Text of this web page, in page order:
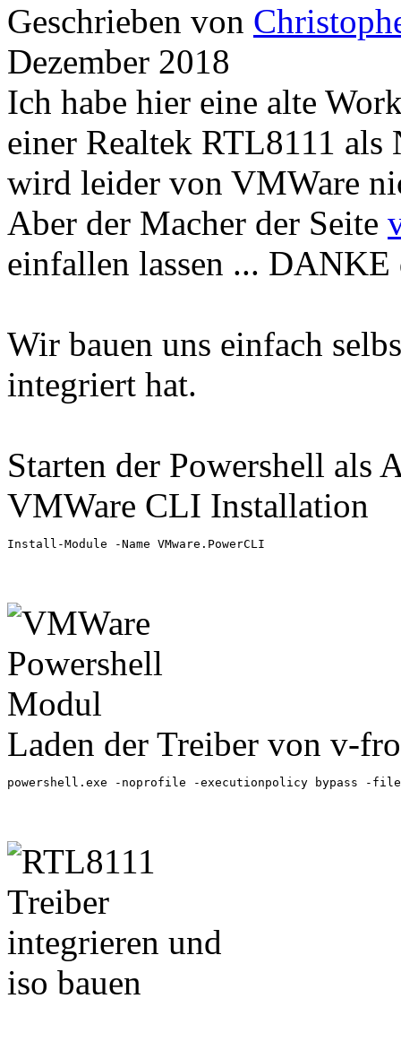
Geschrieben von
Dezember 2018
Ich habe hier eine alte
einer Realtek RTL8111 als
wird leider von VMWare
Aber der Macher der Seite
einfallen lassen ... DANKE
Wir bauen uns einfach
integriert hat.
Starten der Powershell als
VMWare CLI Installation
Install-Module -Name VMware.PowerCLI
Laden der Treiber von v-
powershell.exe -noprofile -executionpolicy bypass -